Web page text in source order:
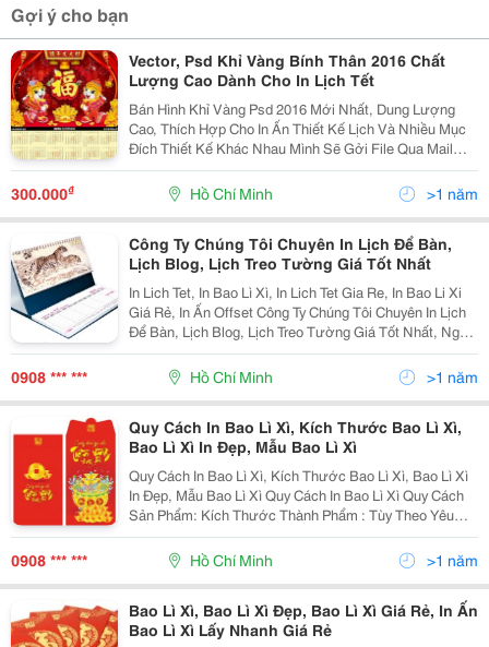
Gợi ý cho bạn
Vector, Psd Khỉ Vàng Bính Thân 2016 Chất
Lượng Cao Dành Cho In Lịch Tết
Bán Hình Khỉ Vàng Psd 2016 Mới Nhất, Dung Lượng
Cao, Thích Hợp Cho In Ấn Thiết Kế Lịch Và Nhiều Mục
Đích Thiết Kế Khác Nhau Mình Sẽ Gởi File Qua Mail
Hoặc Giao Đĩa Tận Nơi
Http://Thuviendohoa.com.vn/Psd-Con-Khi-2016.Html Ai
Có Nhu Cầu Thì Mì
300.000₫ Hồ Chí Minh >1 năm
Công Ty Chúng Tôi Chuyên In Lịch Để Bàn,
Lịch Blog, Lịch Treo Tường Giá Tốt Nhất
In Lich Tet, In Bao Lì Xì, In Lich Tet Gia Re, In Bao Li Xi
Giá Rẻ, In Ấn Offset Công Ty Chúng Tôi Chuyên In Lịch
Để Bàn, Lịch Blog, Lịch Treo Tường Giá Tốt Nhất, Ngoài
Ra Chúng Tôi Còn Sản Xuất: - In Tem Nhãn Giấy - Decal,
Tờ Rơi, Tờ Bướm, Cat
0908 *** *** Hồ Chí Minh >1 năm
Quy Cách In Bao Lì Xì, Kích Thước Bao Lì Xì,
Bao Lì Xì In Đẹp, Mẫu Bao Lì Xì
Quy Cách In Bao Lì Xì, Kích Thước Bao Lì Xì, Bao Lì Xì
In Đẹp, Mẫu Bao Lì Xì Quy Cách In Bao Lì Xì Quy Cách
Sản Phẩm: Kích Thước Thành Phẩm : Tùy Theo Yêu
Cầu Và Mẫu Của Khách Hàng. Kích Thước Chuẩn Gợi
Ý: 7.3Cm X 16Cm Hoặc 8Cm X 16
0908 *** *** Hồ Chí Minh >1 năm
Bao Lì Xì, Bao Lì Xì Đẹp, Bao Lì Xì Giá Rẻ, In Ấn
Bao Lì Xì Lấy Nhanh Giá Rẻ